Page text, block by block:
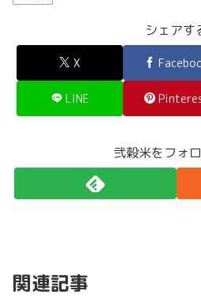
シェアす
X
LINE
弐穀米をフォ
関連記事